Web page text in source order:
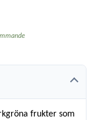
frukter som